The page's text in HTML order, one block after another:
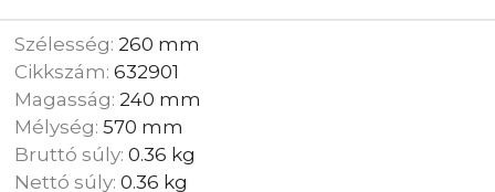
Szélesség: 260 mm
Cikkszám:632901
Magasság: 240 mm
Mélység:570 mm
Bruttó súly:0.36 kg
Nettó súly:0.36 kg